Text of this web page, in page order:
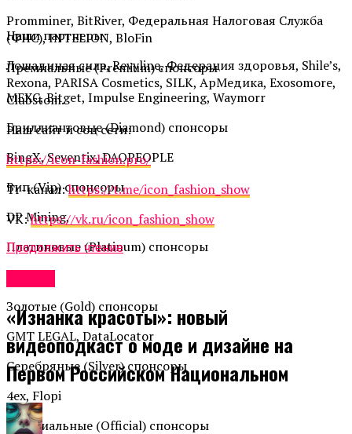
Promminer, BitRiver, Федеральная Налоговая Служба
(ФНС), INTELION, BloFin
Премиальные (Premium) спонсоры
MEXC, Bitget, Impulse Engineering, Waymorr
Бриллиантовые (Diamond) спонсоры
BingX, Seventix, DAOPEOPLE
Вип (Vip) спонсоры
DP Mining,
Платиновые (Platinum) спонсоры
Золотые (Gold) спонсоры
GMT LEGAL, DataLocator
Серебряные (Silver) спонсоры
4ex, Flopi
Официальные (Official) спонсоры
Наши партнеры:
Лошадиная сила, Revyline, Федерация здоровья, Shile’s,
Rexona, PARISA Cosmetics, SILK, АрМедика, Exosomore,
Clubstom.
Наш сайт и соц сети:
https://icon-fashion.pro/
Тг-канал:https://t.me/icon_fashion_show
VK:https://vk.ru/icon_fashion_show
Продолжить чтение
«Изнанка красоты»: новый
видеоподкаст о моде и дизайне на
Первом Российском Национальном